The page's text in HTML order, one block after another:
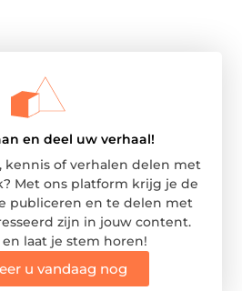
en deel uw verhaal!
kennis of verhalen delen met
Met ons platform krijg je de
publiceren en te delen met
zijn in jouw content.
laat je stem horen!
u vandaag nog